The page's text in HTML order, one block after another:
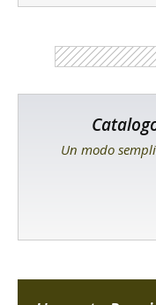
Un modo